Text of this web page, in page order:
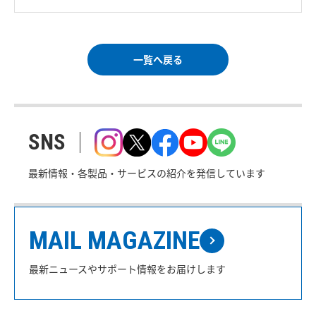
一覧へ戻る
SNS
最新情報・各製品・サービスの紹介を発信しています
MAIL MAGAZINE
最新ニュースやサポート情報をお届けします